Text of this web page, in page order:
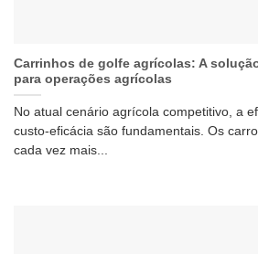
Carrinhos de golfe agrícolas: A
para operações agrícolas
No atual cenário agrícola competitivo, a
custo-eficácia são fundamentais. Os
cada vez mais...